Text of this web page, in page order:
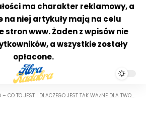
ma charakter reklamowy, a
na niej artykuły mają na celu
stron www. Żaden z wpisów nie
a wszystkie zostały
opłacone.
– CO TO JEST I DLACZEGO JEST TAK WAŻNE DLA TWOJEJ FIRMY?